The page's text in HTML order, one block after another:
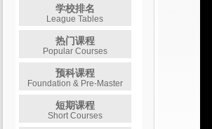
学校排名
League Tables
热门课程
Popular Courses
预科课程
Foundation & Pre-Master
短期课程
Short Courses